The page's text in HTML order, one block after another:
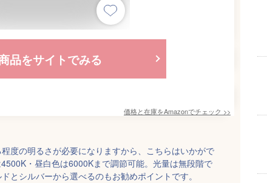
品をサイトでみる
価格と在庫をAmazonでチェック >>
度の明るさが必要になりますから、こちらはいかがで
・昼白色は6000Kまで調節可能。光量は無段階で
とシルバーから選べるのもお勧めポイントです。